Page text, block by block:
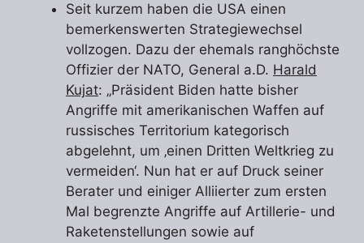
Seit kurzem haben die USA einen
bemerkenswerten Strategiewechsel
vollzogen. Dazu der ehemals ranghöchste
Offizier der NATO, General a.D. Harald
Kujat: „Präsident Biden hatte bisher
Angriffe mit amerikanischen Waffen auf
russisches Territorium kategorisch
abgelehnt, um ‚einen Dritten Weltkrieg zu
vermeiden‘. Nun hat er auf Druck seiner
Berater und einiger Alliierter zum ersten
Mal begrenzte Angriffe auf Artillerie- und
Raketenstellungen sowie auf